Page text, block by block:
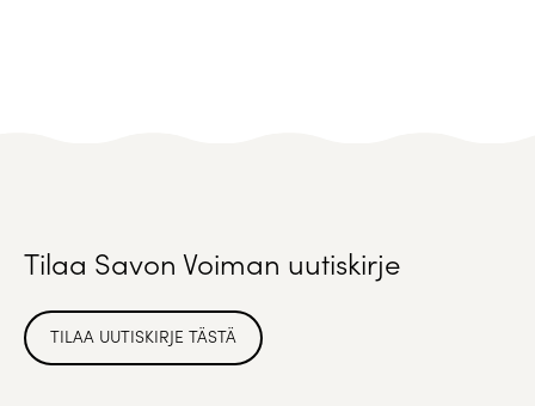
Tilaa Savon Voiman uutiskirje
TILAA UUTISKIRJE TÄSTÄ